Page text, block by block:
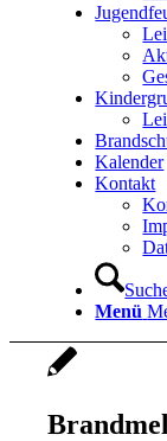
Kalender
Kontakt
Menü